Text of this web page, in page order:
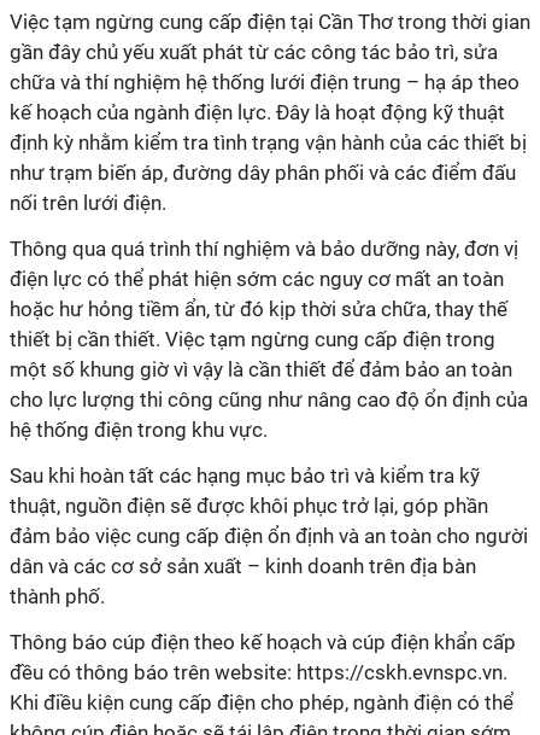
Việc tạm ngừng cung cấp điện tại Cần Thơ trong thời gian
gần đây chủ yếu xuất phát từ các công tác bảo trì, sửa
chữa và thí nghiệm hệ thống lưới điện trung – hạ áp theo
kế hoạch của ngành điện lực. Đây là hoạt động kỹ thuật
định kỳ nhằm kiểm tra tình trạng vận hành của các thiết bị
như trạm biến áp, đường dây phân phối và các điểm đấu
nối trên lưới điện.
Thông qua quá trình thí nghiệm và bảo dưỡng này, đơn vị
điện lực có thể phát hiện sớm các nguy cơ mất an toàn
hoặc hư hỏng tiềm ẩn, từ đó kịp thời sửa chữa, thay thế
thiết bị cần thiết. Việc tạm ngừng cung cấp điện trong
một số khung giờ vì vậy là cần thiết để đảm bảo an toàn
cho lực lượng thi công cũng như nâng cao độ ổn định của
hệ thống điện trong khu vực.
Sau khi hoàn tất các hạng mục bảo trì và kiểm tra kỹ
thuật, nguồn điện sẽ được khôi phục trở lại, góp phần
đảm bảo việc cung cấp điện ổn định và an toàn cho người
dân và các cơ sở sản xuất – kinh doanh trên địa bàn
thành phố.
Thông báo cúp điện theo kế hoạch và cúp điện khẩn cấp
đều có thông báo trên website: https://cskh.evnspc.vn.
Khi điều kiện cung cấp điện cho phép, ngành điện có thể